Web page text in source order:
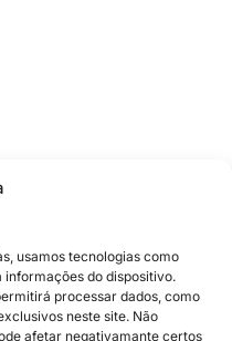
usamos tecnologias como
do dispositivo.
processar dados, como
neste site. Não
afetar negativamante certos